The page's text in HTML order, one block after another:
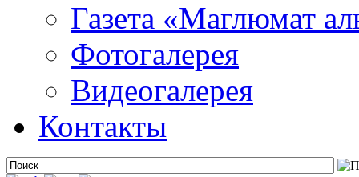
Газета «Маглюмат
Фотогалерея
Видеогалерея
Контакты